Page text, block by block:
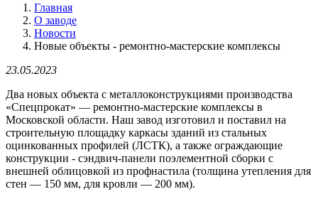
Главная
О заводе
Новости
Новые объекты - ремонтно-мастерские комплексы
23.05.2023
Два новых объекта с металлоконструкциями производства
«Спецпрокат» — ремонтно-мастерские комплексы в
Московской области. Наш завод изготовил и поставил на
строительную площадку каркасы зданий из стальных
оцинкованных профилей (ЛСТК), а также ограждающие
конструкции - сэндвич-панели поэлементной сборки с
внешней облицовкой из профнастила (толщина утепления для
стен — 150 мм, для кровли — 200 мм).